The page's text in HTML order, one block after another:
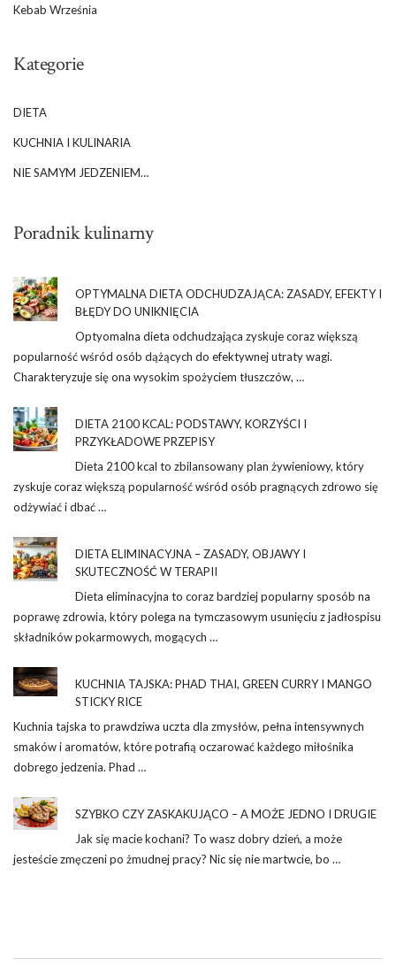
Kebab Września
Kategorie
DIETA
KUCHNIA I KULINARIA
NIE SAMYM JEDZENIEM…
Poradnik kulinarny
OPTYMALNA DIETA ODCHUDZAJĄCA: ZASADY, EFEKTY I
BŁĘDY DO UNIKNIĘCIA
Optyomalna dieta odchudzająca zyskuje coraz większą
popularność wśród osób dążących do efektywnej utraty wagi.
Charakteryzuje się ona wysokim spożyciem tłuszczów, …
DIETA 2100 KCAL: PODSTAWY, KORZYŚCI I
PRZYKŁADOWE PRZEPISY
Dieta 2100 kcal to zbilansowany plan żywieniowy, który
zyskuje coraz większą popularność wśród osób pragnących zdrowo się
odżywiać i dbać …
DIETA ELIMINACYJNA – ZASADY, OBJAWY I
SKUTECZNOŚĆ W TERAPII
Dieta eliminacyjna to coraz bardziej popularny sposób na
poprawę zdrowia, który polega na tymczasowym usunięciu z jadłospisu
składników pokarmowych, mogących …
KUCHNIA TAJSKA: PHAD THAI, GREEN CURRY I MANGO
STICKY RICE
Kuchnia tajska to prawdziwa uczta dla zmysłów, pełna intensywnych
smaków i aromatów, które potrafią oczarować każdego miłośnika
dobrego jedzenia. Phad …
SZYBKO CZY ZASKAKUJĄCO – A MOŻE JEDNO I DRUGIE
Jak się macie kochani? To wasz dobry dzień, a może
jesteście zmęczeni po żmudnej pracy? Nic się nie martwcie, bo …